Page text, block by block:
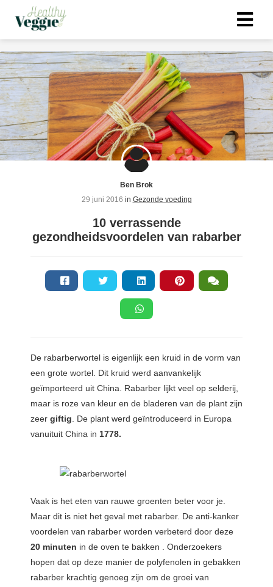
Ben Brok
29 juni 2016 in Gezonde voeding
10 verrassende
gezondheidsvoordelen van rabarber
De rabarberwortel is eigenlijk een kruid in de vorm van
een grote wortel. Dit kruid werd aanvankelijk
geïmporteerd uit China. Rabarber lijkt veel op selderij,
maar is roze van kleur en de bladeren van de plant zijn
zeer giftig . De plant werd geïntroduceerd in Europa
vanuituit China in 1778.
Vaak is het eten van rauwe groenten beter voor je.
Maar dit is niet het geval met rabarber. De anti-kanker
voordelen van rabarber worden verbeterd door deze
20 minuten in de oven te bakken . Onderzoekers
hopen dat op deze manier de polyfenolen in gebakken
rabarber krachtig genoeg zijn om de groei van
policy
gebruikt
gebruikt
te
Hierdoor